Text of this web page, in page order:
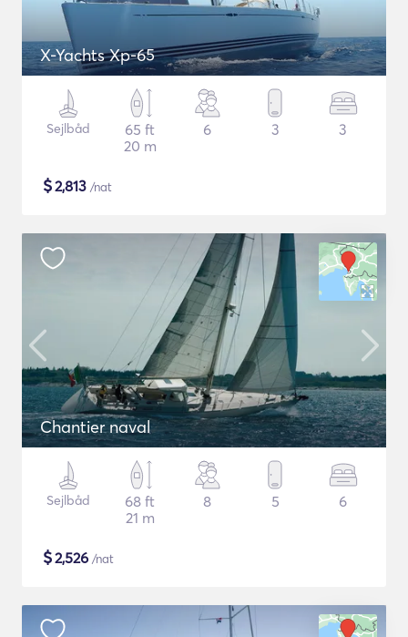
X-Yachts Xp-65
Sejlbåd
65 ft
20 m
6 3 3
$2,813 /nat
Chantier naval
Sejlbåd
68 ft
21 m
8 5 6
$2,526 /nat